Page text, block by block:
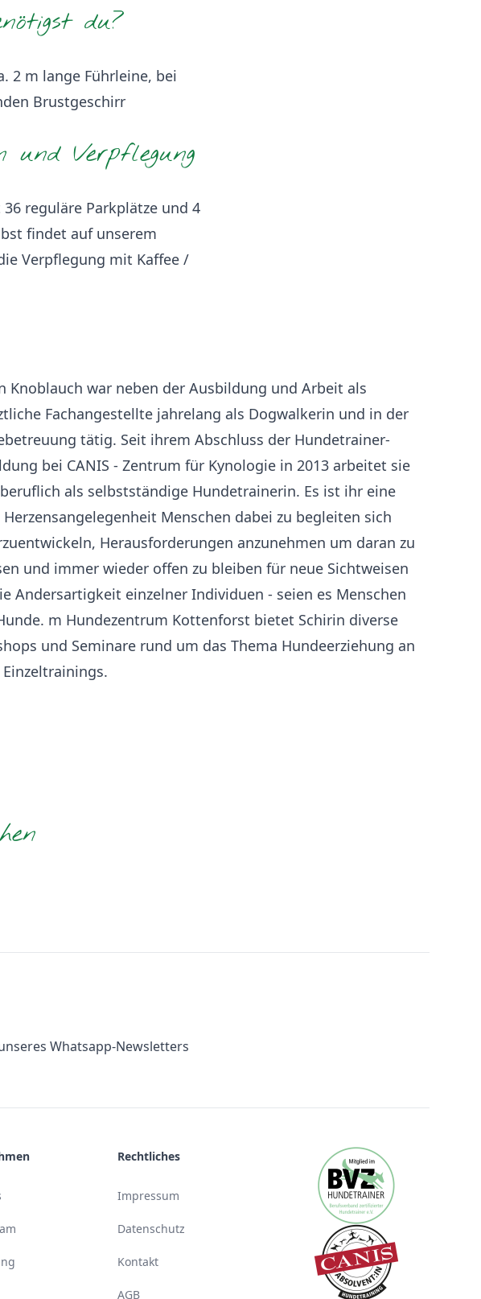
du?
2 m lange Führleine, bei
Brustgeschirr
Verpflegung
reguläre Parkplätze und 4
findet auf unserem
Verpflegung mit Kaffee /
Knoblauch war neben der Ausbildung und Arbeit als
Fachangestellte jahrelang als Dogwalkerin und in der
tätig. Seit ihrem Abschluss der Hundetrainer-
bei CANIS - Zentrum für Kynologie in 2013 arbeitet sie
als selbstständige Hundetrainerin. Es ist ihr eine
Menschen dabei zu begleiten sich
Herausforderungen anzunehmen um daran zu
und immer wieder offen zu bleiben für neue Sichtweisen
Andersartigkeit einzelner Individuen - seien es Menschen
m Hundezentrum Kottenforst bietet Schirin diverse
und Seminare rund um das Thema Hundeerziehung an
Whatsapp-Newsletters
Rechtliches
Impressum
Datenschutz
Kontakt
AGB